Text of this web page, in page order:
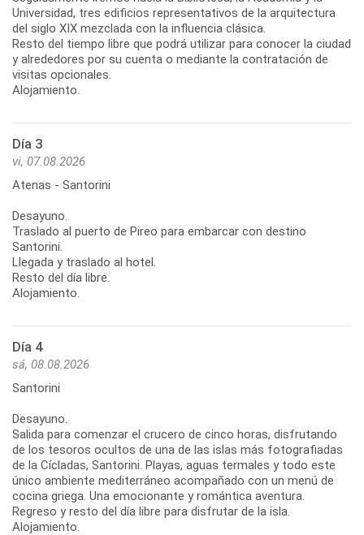
Universidad, tres edificios representativos de la arquitectura
del siglo XIX mezclada con la influencia clásica.
Resto del tiempo libre que podrá utilizar para conocer la ciudad
y alrededores por su cuenta o mediante la contratación de
visitas opcionales.
Alojamiento.
Día 3
vi, 07.08.2026
Atenas - Santorini
Desayuno.
Traslado al puerto de Pireo para embarcar con destino
Santorini.
Llegada y traslado al hotel.
Resto del día libre.
Alojamiento.
Día 4
sá, 08.08.2026
Santorini
Desayuno.
Salida para comenzar el crucero de cinco horas, disfrutando
de los tesoros ocultos de una de las islas más fotografiadas
de la Cícladas, Santorini. Playas, aguas termales y todo este
único ambiente mediterráneo acompañado con un menú de
cocina griega. Una emocionante y romántica aventura.
Regreso y resto del día libre para disfrutar de la isla.
Alojamiento.